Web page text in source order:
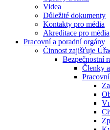
Videa
Důležité dokumenty
Kontakty pro média
Akreditace pro média
Pracovní a poradní orgány
Činnost zajišťuje
Bezpečnostní
Členky